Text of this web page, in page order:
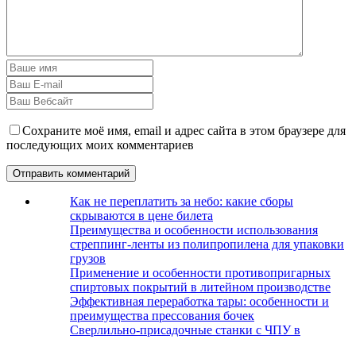
Сохраните моё имя, email и адрес сайта в этом браузере для
последующих моих комментариев
Как не переплатить за небо: какие сборы
скрываются в цене билета
Преимущества и особенности использования
стреппинг-ленты из полипропилена для упаковки
грузов
Применение и особенности противопригарных
спиртовых покрытий в литейном производстве
Эффективная переработка тары: особенности и
преимущества прессования бочек
Сверлильно-присадочные станки с ЧПУ в